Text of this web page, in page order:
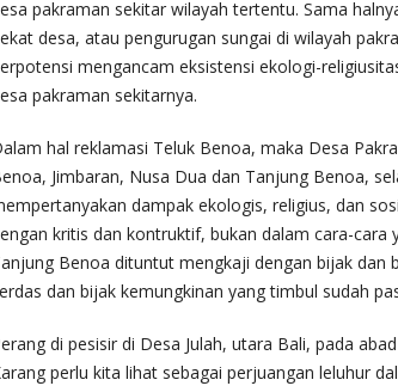
pakraman sekitar wilayah tertentu. Sama
desa, atau pengurugan sungai di wilayah
mengancam eksistensi ekologi-
pakraman sekitarnya.
hal reklamasi Teluk Benoa, maka Desa
Jimbaran, Nusa Dua dan Tanjung Benoa,
dampak ekologis, religius, dan
kritis dan kontruktif, bukan dalam cara-cara
Benoa dituntut mengkaji dengan bijak dan
dan bijak kemungkinan yang timbul sudah
di pesisir di Desa Julah, utara Bali, pada
perlu kita lihat sebagai perjuangan leluhur